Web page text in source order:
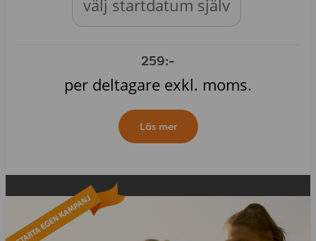
välj startdatum själv
259:-
per deltagare exkl. moms.
Läs mer